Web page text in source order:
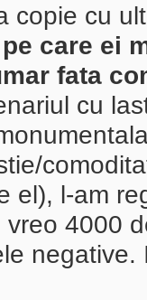
copie cu
care ei
fata
cu
el), l-am
4000